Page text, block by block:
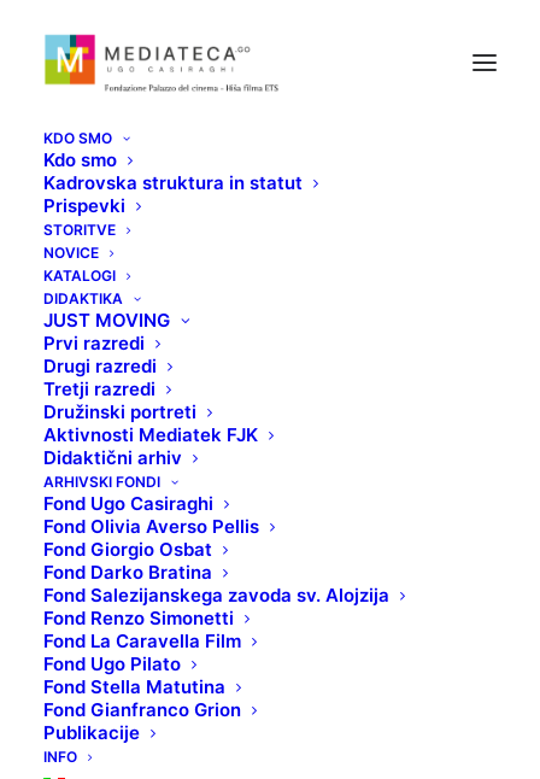
KDO SMO
Kdo smo
Kadrovska struktura in statut
Prispevki
STORITVE
NOVICE
KATALOGI
DIDAKTIKA
JUST MOVING
Prvi razredi
Drugi razredi
Tretji razredi
Družinski portreti
Aktivnosti Mediatek FJK
Didaktični arhiv
ARHIVSKI FONDI
Fond Ugo Casiraghi
Fond Olivia Averso Pellis
Fond Giorgio Osbat
Fond Darko Bratina
Fond Salezijanskega zavoda sv. Alojzija
Fond Renzo Simonetti
Fond La Caravella Film
Fond Ugo Pilato
Fond Stella Matutina
Fond Gianfranco Grion
Publikacije
INFO
FRAILTY: NIHČE NI NA
VARNEM
20 APRILA, 2021
TEHNIČNI LIST:
Original naslov: Frailty
Režiser/ka: Bill Paxton
Igralci: Bill Paxton, Matthew McConaughey, Powers
Boothe